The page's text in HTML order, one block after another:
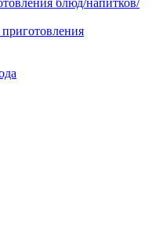
блюд/напитков/